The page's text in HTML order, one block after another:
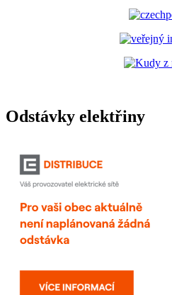
Odstávky elektřiny